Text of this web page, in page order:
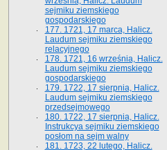
sejmiku ziemskiego
gospodarskiego
177. 1721, 17 marca, Halicz.
Laudum sejmiku ziemskiego
relacyjnego
178. 1721, 16 września, Halicz.
Laudum sejmiku ziemskiego
gospodarskiego
179. 1722, 17 sierpnia, Halicz.
Laudum sejmiku ziemskiego
przedsejmowego
180. 1722, 17 sierpnia, Halicz.
Instrukcya sejmiku ziemskiego
posłom na sejm walny
181. 1723, 22 lutego, Halicz.